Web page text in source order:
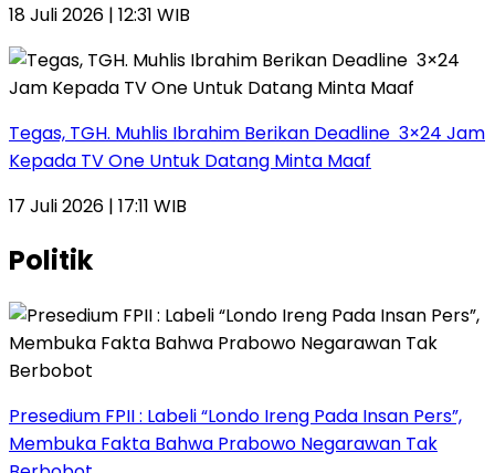
18 Juli 2026 | 12:31 WIB
Tegas, TGH. Muhlis Ibrahim Berikan Deadline 3×24 Jam
Kepada TV One Untuk Datang Minta Maaf
17 Juli 2026 | 17:11 WIB
Politik
Presedium FPII : Labeli “Londo Ireng Pada Insan Pers”,
Membuka Fakta Bahwa Prabowo Negarawan Tak